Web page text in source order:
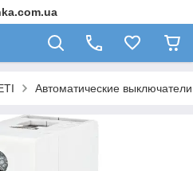
Автоматические